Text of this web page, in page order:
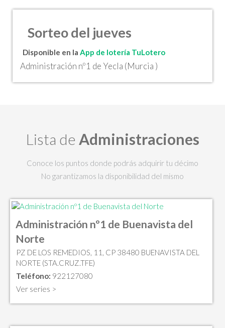
Sorteo del jueves
Disponible en la App de lotería TuLotero
Administración nº1 de Yecla (Murcia )
Lista de Administraciones
Conoce los puntos donde podrás adquirir tu décimo
No garantizamos la disponibilidad del mismo
Administración nº1 de Buenavista del
Norte
PZ DE LOS REMEDIOS, 11, CP 38480 BUENAVISTA DEL
NORTE (STA.CRUZ.TFE)
Teléfono: 922127080
Ver series >